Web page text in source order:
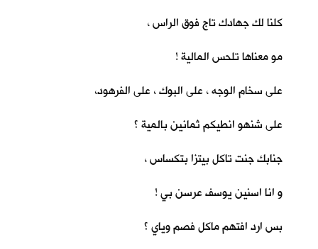
كلنا لك جهادك تاج فوق الراس ،
مو معناها تلحس المالية !
على سخام الوجه ، على البوك ، على الفرهود،
على شنهو انطيكم ثمانين بالمية ؟
جنابك جنت تاكل بيتزا بتكساس ،
و انا اسنين يوسف عرسن بي !
بس ارد افتهم ماكل فصم وياي ؟